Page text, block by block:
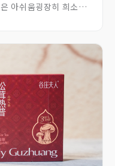
아쉬움굉장히 희소한
차입니다. 극소량으로
. 매우 어린 차청이
차색은 붉고 진하며
만하며 달콤하고 윤기
은 최상품 금침백련
니다. 편안해집니다.